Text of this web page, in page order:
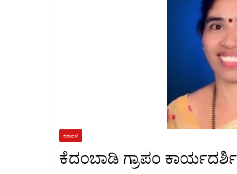
ಕರಾವಳಿ
ಕೆದಂಬಾಡಿ ಗ್ರಾಪಂ